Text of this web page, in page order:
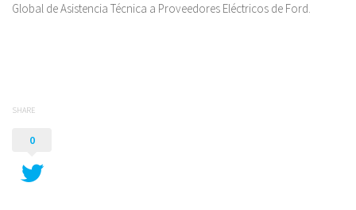
Global de Asistencia Técnica a Proveedores Eléctricos de Ford.
SHARE
0